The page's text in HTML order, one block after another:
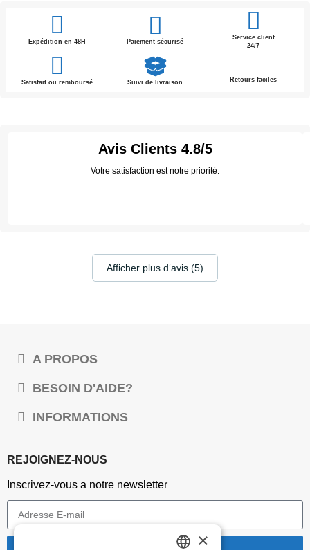
Expédition en 48H Paiement sécurisé
Service client
24/7
Satisfait ou remboursé Suivi de livraison Retours faciles
Avis Clients 4.8/5
Votre satisfaction est notre priorité.
Afficher plus d‘avis (5)
A PROPOS
BESOIN D'AIDE?
INFORMATIONS
REJOIGNEZ-NOUS
Inscrivez-vous a notre newsletter
×